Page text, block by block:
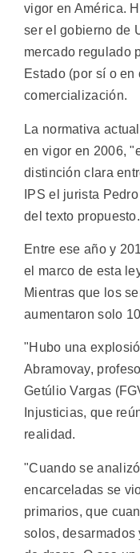
vigor en América.
ser el gobierno de
mercado regulado
Estado (por sí o
comercialización.
La normativa
en vigor en 2006,
distinción clara
IPS el jurista
del texto propuesto.
Entre ese año y
el marco de esta
Mientras que los
aumentaron solo
"Hubo una
Abramovay,
Getúlio Vargas
Injusticias, que
realidad.
"Cuando se
encarceladas se
primarios, que
solos, desarmados